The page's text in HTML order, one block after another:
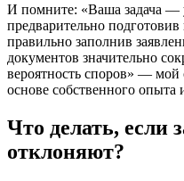
И помните: «Ваша задача —
предварительно
правильно заполнив
документов значительно
вероятность споров» — мой
основе собственного опыта
Что делать, если
отклоняют?